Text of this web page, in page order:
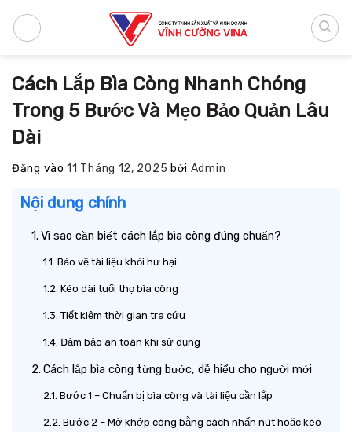
qua
Cách Lắp Bìa Còng Nhanh Chóng
Trong 5 Bước Và Mẹo Bảo Quản Lâu
Dài
Đăng vào11 Tháng 12, 2025 bởi Admin
Nội dung chính
Vì sao cần biết cách lắp bìa còng đúng chuẩn?
Bảo vệ tài liệu khỏi hư hại
Kéo dài tuổi thọ bìa còng
Tiết kiệm thời gian tra cứu
Đảm bảo an toàn khi sử dụng
Cách lắp bìa còng từng bước, dễ hiểu cho người mới
Bước 1 – Chuẩn bị bìa còng và tài liệu cần lắp
Bước 2 – Mở khớp còng bằng cách nhấn nút hoặc kéo